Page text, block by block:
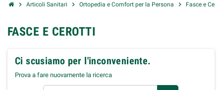
chevron_right Articoli Sanitari chevron_right Ortopedia e Comfort per la Persona chevron_right Fasce e
FASCE E CEROTTI
Ci scusiamo per l'inconveniente.
Prova a fare nuovamente la ricerca